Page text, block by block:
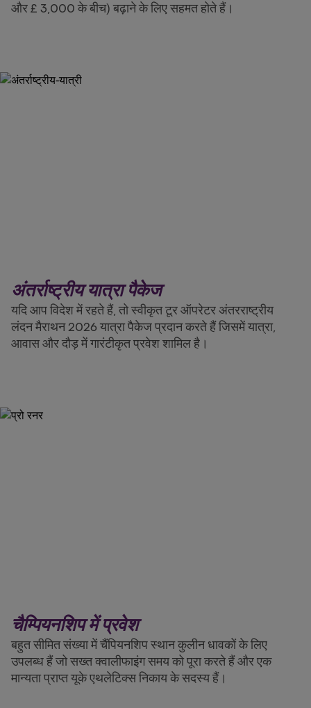
और £ 3,000 के बीच) बढ़ाने के लिए सहमत होते हैं।
अंतर्राष्ट्रीय यात्रा पैकेज
यदि आप विदेश में रहते हैं, तो स्वीकृत टूर ऑपरेटर अंतरराष्ट्रीय
लंदन मैराथन 2026 यात्रा पैकेज प्रदान करते हैं जिसमें यात्रा,
आवास और दौड़ में गारंटीकृत प्रवेश शामिल है।
चैम्पियनशिप में प्रवेश
बहुत सीमित संख्या में चैंपियनशिप स्थान कुलीन धावकों के लिए
उपलब्ध हैं जो सख्त क्वालीफाइंग समय को पूरा करते हैं और एक
मान्यता प्राप्त यूके एथलेटिक्स निकाय के सदस्य हैं।